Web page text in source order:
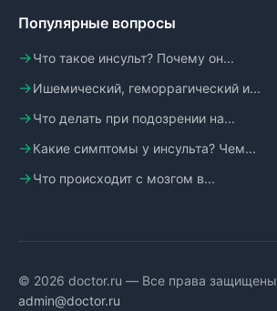
Популярные вопросы
Что такое инсульт? Почему он...
Ишемический, геморрагический и...
Что делать при подозрении на...
Какие симптомы у инсульта? Чем...
Что происходит с мозгом в...
© 2026 doctor.ru — Все права защищены
admin@doctor.ru